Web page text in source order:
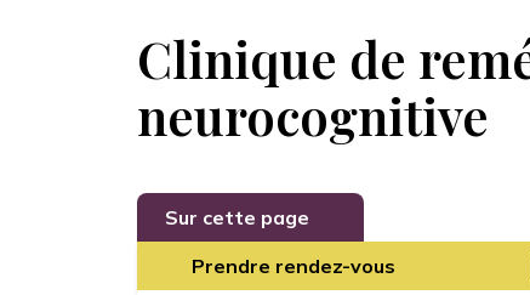
Clinique de
neurocognitive
Sur cette page
Prendre rendez-vous